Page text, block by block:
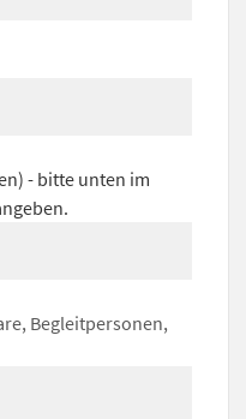
- bitte unten im
Begleitpersonen,